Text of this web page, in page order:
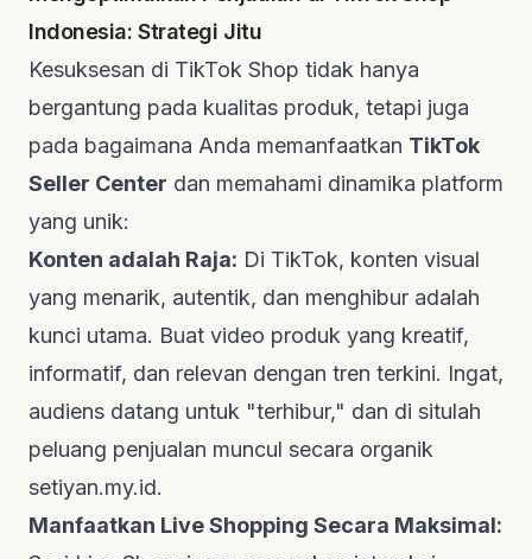
Indonesia: Strategi Jitu
Kesuksesan di TikTok Shop tidak hanya
bergantung pada kualitas produk, tetapi juga
pada bagaimana Anda memanfaatkan TikTok
Seller Center dan memahami dinamika platform
yang unik:
Konten adalah Raja: Di TikTok, konten visual
yang menarik, autentik, dan menghibur adalah
kunci utama. Buat video produk yang kreatif,
informatif, dan relevan dengan tren terkini. Ingat,
audiens datang untuk "terhibur," dan di situlah
peluang penjualan muncul secara organik
setiyan.my.id.
Manfaatkan Live Shopping Secara Maksimal: